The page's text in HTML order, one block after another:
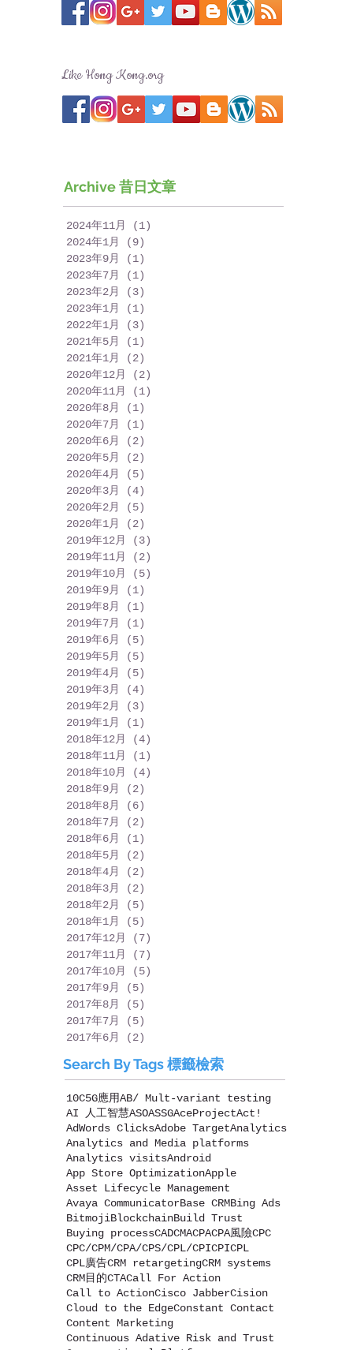
Like Hong Kong.org
Archive 昔日文章
2024年11月 (1)
2024年1月
(9)
2023年9月
(1)
2023年7月
(1)
2023年2月
(3)
2023年1月
(1)
2022年1月
(3)
2021年5月
(1)
2021年1月
(2)
2020年12月
(2)
2020年11月
(1)
2020年8月
(1)
2020年7月
(1)
2020年6月
(2)
2020年5月
(2)
2020年4月
(5)
2020年3月
(4)
2020年2月
(5)
2020年1月
(2)
2019年12月
(3)
2019年11月
(2)
2019年10月
(5)
2019年9月
(1)
2019年8月
(1)
2019年7月
(1)
2019年6月
(5)
2019年5月
(5)
2019年4月
(5)
2019年3月
(4)
2019年2月
(3)
2019年1月
(1)
2018年12月
(4)
2018年11月
(1)
2018年10月
(4)
2018年9月
(2)
2018年8月
(6)
2018年7月
(2)
2018年6月
(1)
2018年5月
(2)
2018年4月
(2)
2018年3月
(2)
2018年2月
(5)
2018年1月
(5)
2017年12月
(7)
2017年11月
(7)
2017年10月
(5)
2017年9月
(5)
2017年8月
(5)
2017年7月
(5)
2017年6月
(2)
Search By Tags 標籤檢索
10C5G應用AB/ Mult-variant testing
AI 人工智慧ASOASSGAceProjectAct!
AdWords ClicksAdobe TargetAnalytics
Analytics and Media platforms
Analytics visitsAndroid
App Store OptimizationApple
Asset Lifecycle Management
Avaya CommunicatorBase CRMBing Ads
BitmojiBlockchainBuild Trust
Buying processCADCMACPACPA風險CPC
CPC/CPM/CPA/CPS/CPL/CPICPICPL
CPL廣告CRM retargetingCRM systems
CRM目的CTACall For Action
Call to ActionCisco JabberCision
Cloud to the EdgeConstant Contact
Content Marketing
Continuous Adative Risk and Trust